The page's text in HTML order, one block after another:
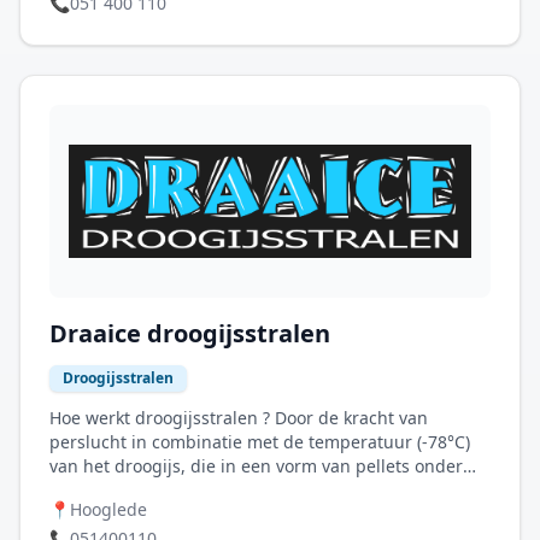
Draaice droogijsstralen
Droogijsstralen
Hoe werkt droogijsstralen ? Door de kracht van
perslucht in combinatie met de temperatuur (-78°C)
van het droogijs, die in een vorm van pellets onder
wordt, ontstaat er een thermoshock waardoor er
📍 Hooglede